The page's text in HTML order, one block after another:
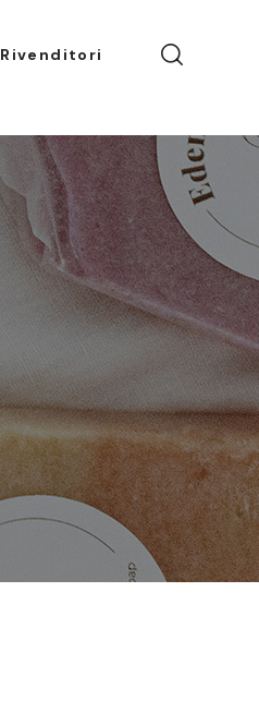
Rivenditori